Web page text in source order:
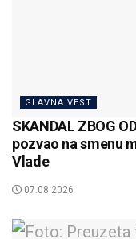
GLAVNA VEST
SKANDAL ZBOG
pozvao na smenu
Vlade
07.08.2026